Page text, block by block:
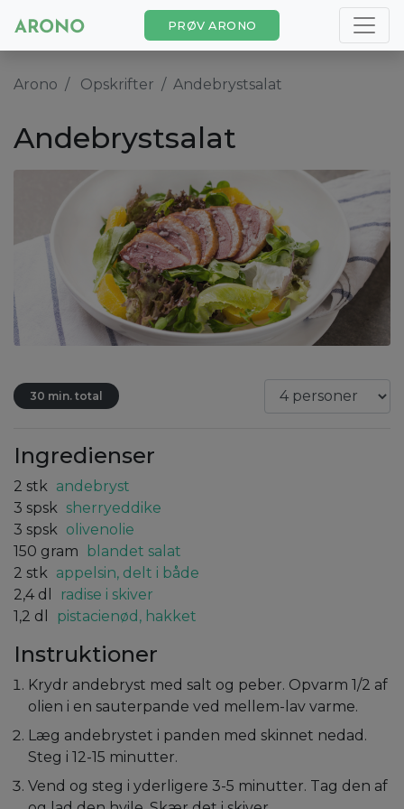
PRØV ARONO
Arono Opskrifter Andebrystsalat
Andebrystsalat
30 min. total
Ingredienser
2 stk andebryst
3 spsk sherryeddike
3 spsk olivenolie
150 gram
blandet salat
2 stk appelsin, delt i både
2,4 dl
radise i skiver
1,2 dl pistacienød, hakket
Instruktioner
Krydr andebryst med salt og peber. Opvarm 1/2 af
olien i en sauterpande ved mellem-lav varme.
Læg andebrystet i panden med skinnet nedad.
Steg i 12-15 minutter.
Vend og steg i yderligere 3-5 minutter. Tag den af